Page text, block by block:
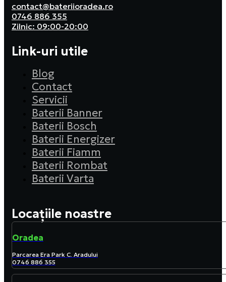
contact@bateriioradea.ro
0746 886 355
Zilnic: 09:00-20:00
Link-uri utile
Blog
Contact
Servicii
Baterii Banner
Baterii Bosch
Baterii Energizer
Baterii Fiamm
Baterii Rombat
Baterii Varta
Locațiile noastre
Oradea
Parcarea Era Park C. Aradului
0746 886 355